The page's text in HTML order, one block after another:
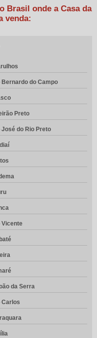
Brasil onde a Casa da
venda:
Bernardo do Campo
Preto
José do Rio Preto
Vicente
da Serra
Carlos